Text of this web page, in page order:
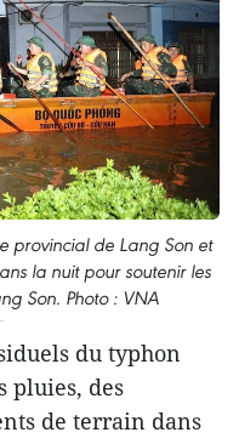
provincial de Lang Son et
la nuit pour soutenir les
Son. Photo : VNA
du typhon
pluies, des
de terrain dans